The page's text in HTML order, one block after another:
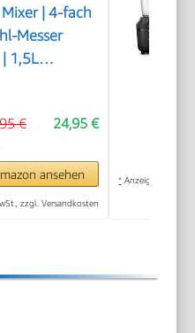
| 4-fach
Messer
1,5L
Turbo-
| Deckel mit
| UM
24,95 €
€
ansehen
zzgl. Versandkosten
* Anzeige